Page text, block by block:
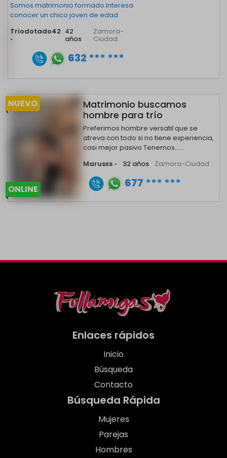
Somos matrimonio formado.Interesa
conocer un chico joven de edad
Triodotado42
•
42
años
Zamora-
Ciudad
632 *** ***
NUEVO
ONLINE
Matrimonio buscamos
hombre para trío
Preferimos hombre versatil que se
atreva con todo si no tiene experiencia,
casi mejor pasivo Tenemos......
Marusxs • 32 años Zamora-Ciudad
677 *** ***
Enlaces rápidos
Inicio
Búsqueda
Contacto
Búsqueda Rápida
Mujeres
Parejas
Hombres